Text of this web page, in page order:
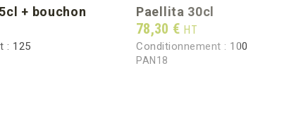
+ bouchon
: 125
paellita 30cl
Prix
78,30 € HT
Conditionnement : 100
PAN18